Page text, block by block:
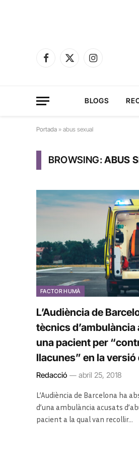
Facebook
X
Instagram
BLOGS
Portada » abus sexual
BROWSING:ABUS
FACTOR HUMÀ
L’Audiència de
tècnics
una pacient per
llacunes” en la versió
Redacció abril 25, 2018
L’Audiència de Barcelona ha
d’una ambulància acusats
pacient a la qual van recollir…